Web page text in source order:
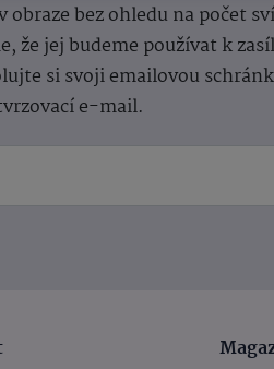
bez ohledu na počet
že jej budeme používat k
si svoji emailovou
e-mail.